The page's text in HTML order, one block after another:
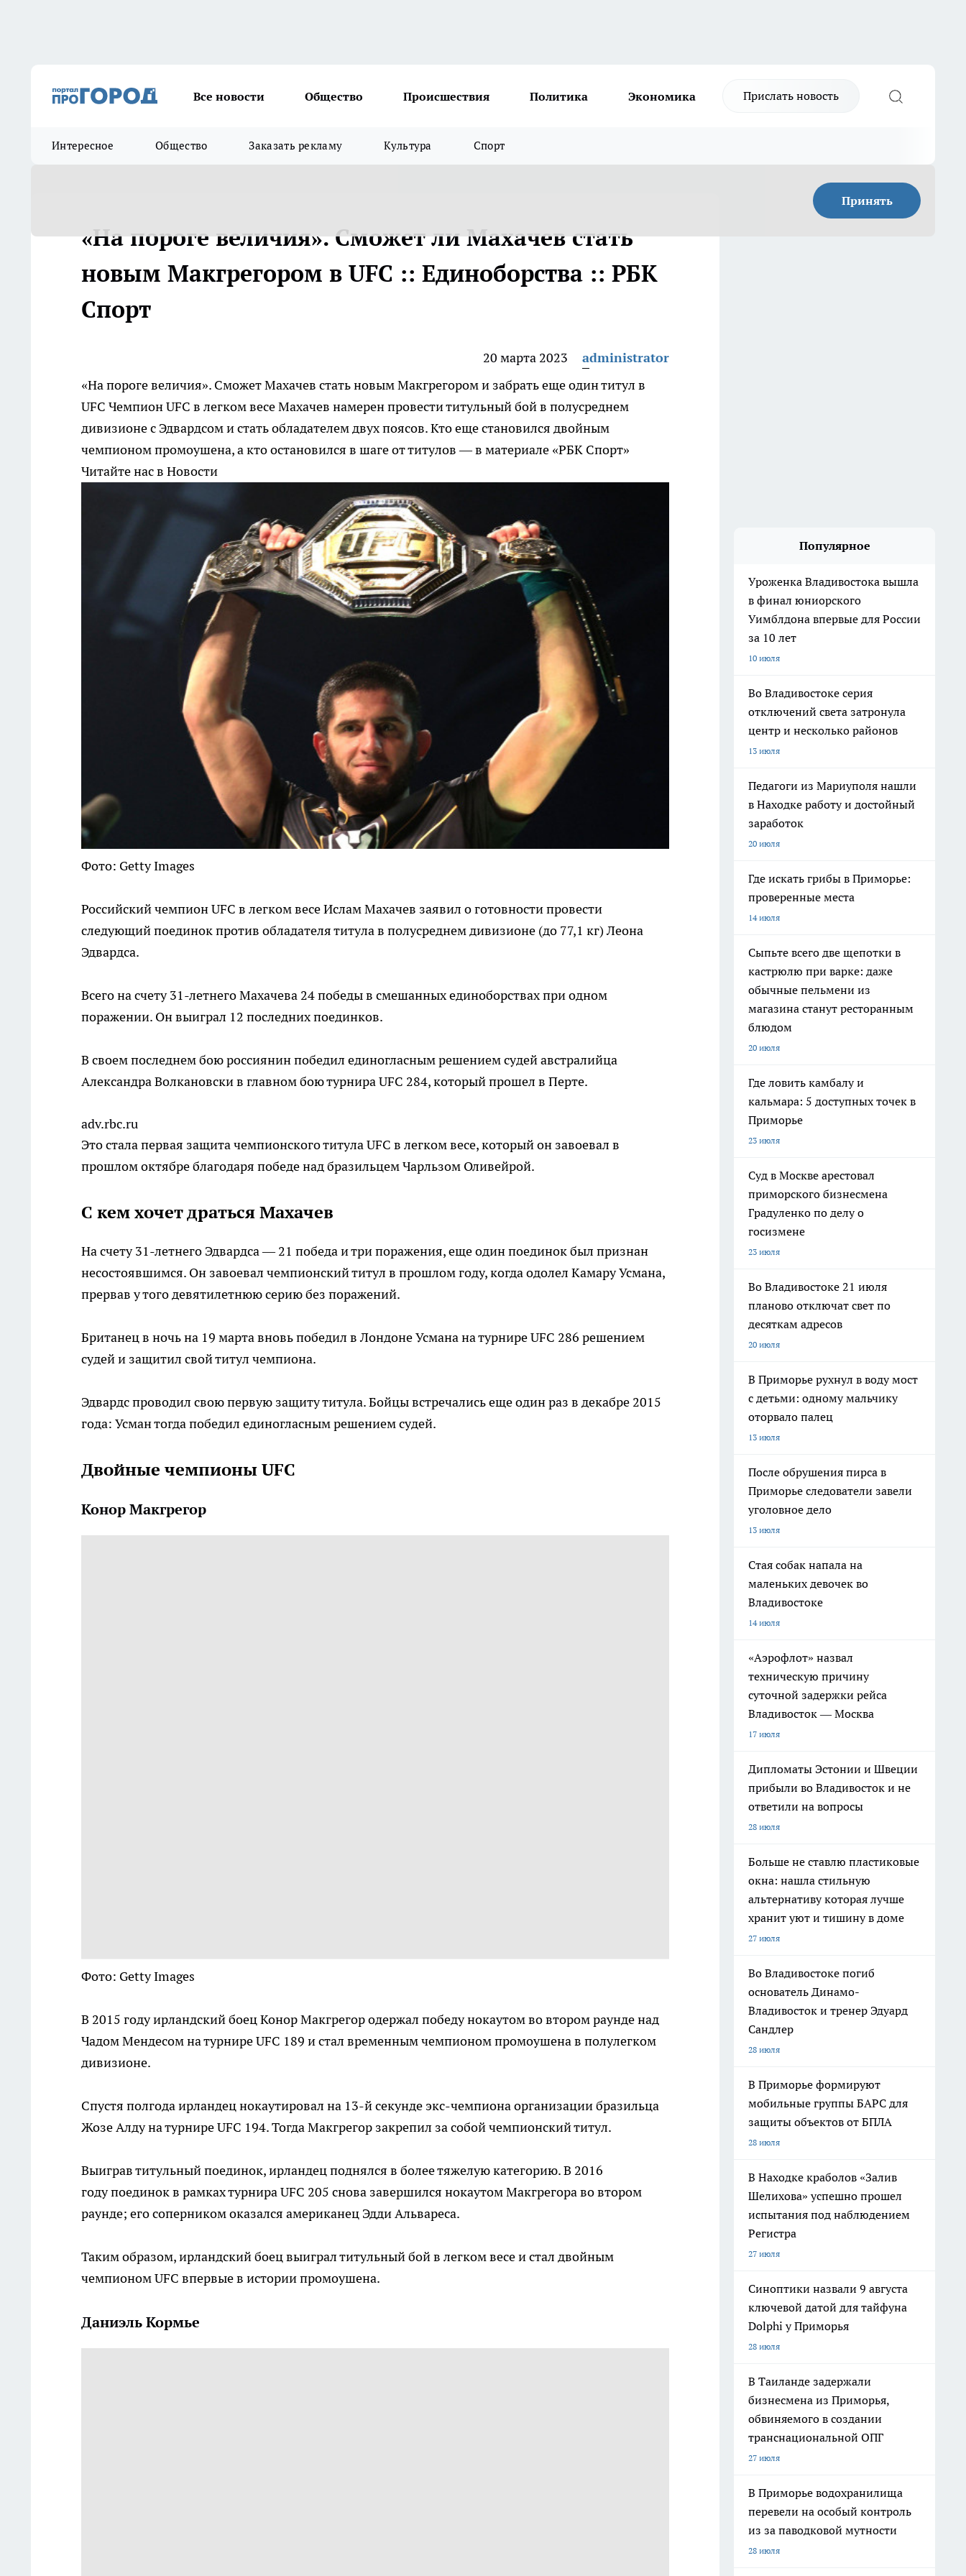
Все новости Общество Происшествия Политика Экономика Прислать новость
Интересное Общество Заказать рекламу Культура Спорт
Принять
«На пороге величия». Сможет ли Махачев стать
новым Макгрегором в UFC :: Единоборства :: РБК
Спорт
20 марта 2023
administrator
«На пороге величия». Сможет Махачев стать новым Макгрегором и забрать еще один титул в
UFC Чемпион UFC в легком весе Махачев намерен провести титульный бой в полусреднем
дивизионе с Эдвардсом и стать обладателем двух поясов. Кто еще становился двойным
чемпионом промоушена, а кто остановился в шаге от титулов — в материале «РБК Спорт»
Читайте нас в Новости
Фото: Getty Images
Российский чемпион UFC в легком весе Ислам Махачев заявил о готовности провести
следующий поединок против обладателя титула в полусреднем дивизионе (до 77,1 кг) Леона
Эдвардса.
Всего на счету 31-летнего Махачева 24 победы в смешанных единоборствах при одном
поражении. Он выиграл 12 последних поединков.
В своем последнем бою россиянин победил единогласным решением судей австралийца
Александра Волкановски в главном бою турнира UFC 284, который прошел в Перте.
adv.rbc.ru
Это стала первая защита чемпионского титула UFC в легком весе, который он завоевал в
прошлом октябре благодаря победе над бразильцем Чарльзом Оливейрой.
С кем хочет драться Махачев
На счету 31-летнего Эдвардса — 21 победа и три поражения, еще один поединок был признан
несостоявшимся. Он завоевал чемпионский титул в прошлом году, когда одолел Камару Усмана,
прервав у того девятилетнюю серию без поражений.
Британец в ночь на 19 марта вновь победил в Лондоне Усмана на турнире UFC 286 решением
судей и защитил свой титул чемпиона.
Эдвардс проводил свою первую защиту титула. Бойцы встречались еще один раз в декабре 2015
года: Усман тогда победил единогласным решением судей.
Двойные чемпионы UFC
Конор Макгрегор
Фото: Getty Images
В 2015 году ирландский боец Конор Макгрегор одержал победу нокаутом во втором раунде над
Чадом Мендесом на турнире UFC 189 и стал временным чемпионом промоушена в полулегком
дивизионе.
Спустя полгода ирландец нокаутировал на 13-й секунде экс-чемпиона организации бразильца
Жозе Алду на турнире UFC 194. Тогда Макгрегор закрепил за собой чемпионский титул.
Выиграв титульный поединок, ирландец поднялся в более тяжелую категорию. В 2016
году поединок в рамках турнира UFC 205 снова завершился нокаутом Макгрегора во втором
раунде; его соперником оказался американец Эдди Альвареса.
Таким образом, ирландский боец выиграл титульный бой в легком весе и стал двойным
чемпионом UFC впервые в истории промоушена.
Даниэль Кормье
Популярное
Уроженка Владивостока вышла
в финал юниорского
Уимблдона впервые для России
за 10 лет
10 июля
Во Владивостоке серия
отключений света затронула
центр и несколько районов
13 июля
Педагоги из Мариуполя нашли
в Находке работу и достойный
заработок
20 июля
Где искать грибы в Приморье:
проверенные места
14 июля
Сыпьте всего две щепотки в
кастрюлю при варке: даже
обычные пельмени из
магазина станут ресторанным
блюдом
20 июля
Где ловить камбалу и
кальмара: 5 доступных точек в
Приморье
23 июля
Суд в Москве арестовал
приморского бизнесмена
Градуленко по делу о
госизмене
23 июля
Во Владивостоке 21 июля
планово отключат свет по
десяткам адресов
20 июля
В Приморье рухнул в воду мост
с детьми: одному мальчику
оторвало палец
13 июля
После обрушения пирса в
Приморье следователи завели
уголовное дело
13 июля
Стая собак напала на
маленьких девочек во
Владивостоке
14 июля
«Аэрофлот» назвал
техническую причину
суточной задержки рейса
Владивосток — Москва
17 июля
Дипломаты Эстонии и Швеции
прибыли во Владивосток и не
ответили на вопросы
28 июля
Больше не ставлю пластиковые
окна: нашла стильную
альтернативу которая лучше
хранит уют и тишину в доме
27 июля
Во Владивостоке погиб
основатель Динамо-
Владивосток и тренер Эдуард
Сандлер
28 июля
В Приморье формируют
мобильные группы БАРС для
защиты объектов от БПЛА
28 июля
В Находке краболов «Залив
Шелихова» успешно прошел
испытания под наблюдением
Регистра
27 июля
Синоптики назвали 9 августа
ключевой датой для тайфуна
Dolphi у Приморья
28 июля
В Таиланде задержали
бизнесмена из Приморья,
обвиняемого в создании
транснациональной ОПГ
27 июля
В Приморье водохранилища
перевели на особый контроль
из за паводковой мутности
28 июля